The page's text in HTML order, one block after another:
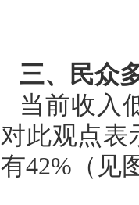
三、民众
当前收入
对此观点表
有42%（见